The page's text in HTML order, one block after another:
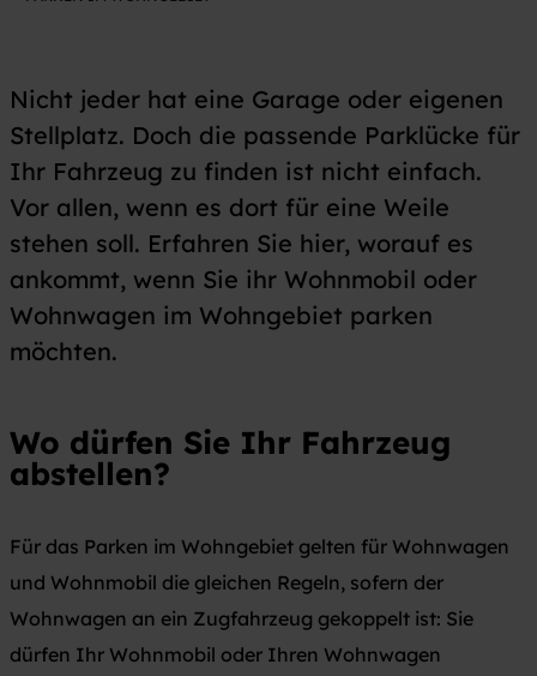
Nicht jeder hat eine Garage oder eigenen
Stellplatz. Doch die passende Parklücke für
Ihr Fahrzeug zu finden ist nicht einfach.
Vor allen, wenn es dort für eine Weile
stehen soll. Erfahren Sie hier, worauf es
ankommt, wenn Sie ihr Wohnmobil oder
Wohnwagen im Wohngebiet parken
möchten.
Wo dürfen Sie Ihr Fahrzeug
abstellen?
Für das Parken im Wohngebiet gelten für Wohnwagen
und Wohnmobil die gleichen Regeln, sofern der
Wohnwagen an ein Zugfahrzeug gekoppelt ist: Sie
dürfen Ihr Wohnmobil oder Ihren Wohnwagen